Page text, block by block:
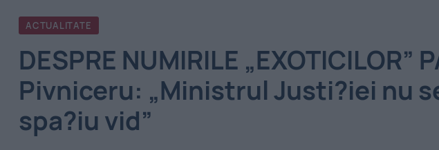
ACTUALITATE
DESPRE NUMIRILE „EXOTICILOR”
Pivniceru: „Ministrul Justi?iei nu
spa?iu vid”